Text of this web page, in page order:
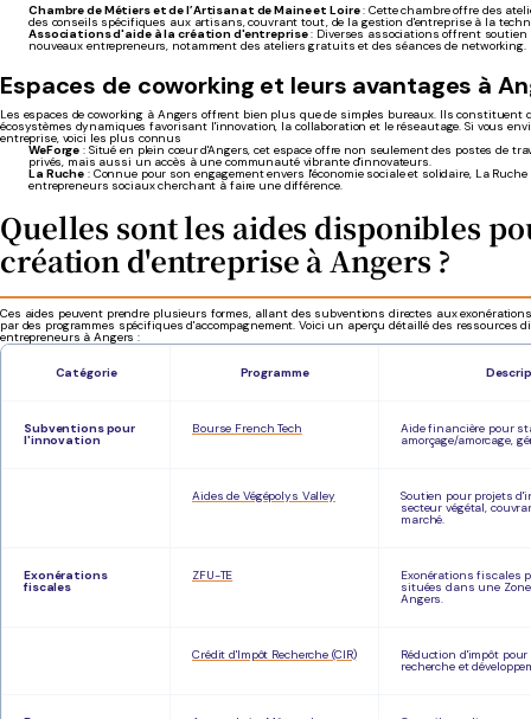
Chambre de Métiers et de l’Artisanat de Maine et Loire: Cette chambre offre des
des conseils spécifiques aux artisans, couvrant tout, de la gestion d'entreprise à la
Associations d'aide à la création d'entreprise: Diverses associations offrent soutien
nouveaux entrepreneurs, notamment des ateliers gratuits et des séances de networking.
Espaces de coworking et leurs avantages à
Les espaces de coworking à Angers offrent bien plus que de simples bureaux. Ils constituent
écosystèmes dynamiques favorisant l'innovation, la collaboration et le réseautage. Si vous
entreprise, voici les plus connus
WeForge : Situé en plein cœur d'Angers, cet espace offre non seulement des postes de
privés, mais aussi un accès à une communauté vibrante d'innovateurs.
La Ruche : Connue pour son engagement envers l'économie sociale et solidaire, La
entrepreneurs sociaux cherchant à faire une différence.
Quelles sont les aides disponibles
création d'entreprise à Angers ?
Ces aides peuvent prendre plusieurs formes, allant des subventions directes aux
par des programmes spécifiques d'accompagnement. Voici un aperçu détaillé des ressources
entrepreneurs à Angers :
Catégorie Programme
Subventions pour
l'innovation
Bourse French Tech Aide financière pour
amorçage/amorcage,
Aides de Végépolys Valley Soutien pour projets
secteur végétal,
marché.
Exonérations
fiscales
ZFU-TE Exonérations fiscales
situées dans une
Angers.
Crédit d'Impôt Recherche (CIR) Réduction d'impôt
recherche et